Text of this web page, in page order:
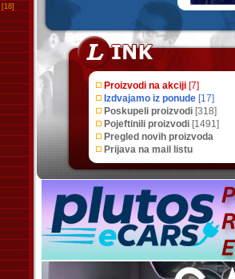
[18]
Proizvodi na akciji [7]
Izdvajamo iz ponude [17]
Poskupeli proizvodi [318]
Pojeftinili proizvodi [1491]
Pregled novih proizvoda
Prijava na mail listu